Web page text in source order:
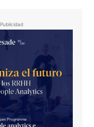
Publicidad